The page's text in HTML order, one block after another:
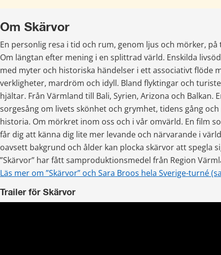
Om Skärvor
En personlig resa i tid och rum, genom ljus och mörker,
Om längtan efter mening i en splittrad värld. Enskilda
med myter och historiska händelser i ett associativt flöde
verkligheter, mardröm och idyll. Bland flyktingar och
hjältar. Från Värmland till Bali, Syrien, Arizona och Balkan.
sorgesång om livets skönhet och grymhet, tidens gång
historia. Om mörkret inom oss och i vår omvärld. En film
får dig att känna dig lite mer levande och närvarande i
oavsett bakgrund och ålder kan plocka skärvor att spegla
”Skärvor” har fått samproduktionsmedel från Region
Läs mer om ”Skärvor” och Sara Broos hela Sverige-turné
Trailer för Skärvor